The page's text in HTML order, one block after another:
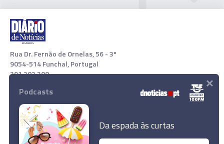
Rua Dr. Fernão de Ornelas, 56 - 3º
9054-514 Funchal, Portugal
291 202 300
Download App
Podcasts
Da espada às curtas
×